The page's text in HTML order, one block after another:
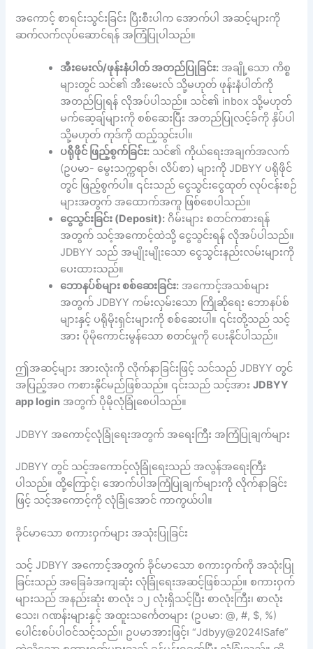
အကောင့် စာရင်းသွင်းခြင်း ပြီးစီးပါက အောက်ပါ အဆင့်များကို
ဆက်လက်လုပ်ဆောင်ရန် အကြံပြုပါသည်။
အီးမေးလ်/ဖုန်းနံပါတ် အတည်ပြုခြင်း: အချို့သော ကိစ္စ
များတွင် သင်၏ အီးမေးလ် သို့မဟုတ် ဖုန်းနံပါတ်ကို
အတည်ပြုရန် လိုအပ်ပါသည်။ သင်၏ inbox သို့မဟုတ်
မက်ဆေ့ချ်များကို စစ်ဆေးပြီး အတည်ပြုလင့်ခ်ကို နှိပ်ပါ
သို့မဟုတ် ကုဒ်ကို ထည့်သွင်းပါ။
ပရိုဖိုင် ဖြည့်စွက်ခြင်း: သင်၏ ကိုယ်ရေးအချက်အလက်
(ဥပမာ- မွေးသက္ကရာဇ်၊ လိပ်စာ) များကို JDBYY ပရိုဖိုင်
တွင် ဖြည့်စွက်ပါ။ ၎င်းသည် ငွေသွင်းငွေထုတ် လုပ်ငန်းစဉ်
များအတွက် အထောက်အကူ ဖြစ်စေပါသည်။
ငွေသွင်းခြင်း (Deposit): ဂိမ်းများ စတင်ကစားရန်
အတွက် သင့်အကောင့်ထဲသို့ ငွေသွင်းရန် လိုအပ်ပါသည်။
JDBYY သည် အမျိုးမျိုးသော ငွေသွင်းနည်းလမ်းများကို
ပေးထားသည်။
ဘောနပ်စ်များ စစ်ဆေးခြင်း: အကောင့်အသစ်များ
အတွက် JDBYY ကမ်းလှမ်းသော ကြိုဆိုရေး ဘောနပ်စ်
များနှင့် ပရိုမိုးရှင်းများကို စစ်ဆေးပါ။ ၎င်းတို့သည် သင့်
အား ပိုမိုကောင်းမွန်သော စတင်မှုကို ပေးနိုင်ပါသည်။
ဤအဆင့်များ အားလုံးကို လိုက်နာခြင်းဖြင့် သင်သည် JDBYY တွင်
အပြည့်အဝ ကစားနိုင်မည်ဖြစ်သည်။ ၎င်းသည် သင့်အားJDBYY
app login အတွက် ပိုမိုလုံခြုံစေပါသည်။
JDBYY အကောင့်လုံခြုံရေးအတွက် အရေးကြီး အကြံပြုချက်များ
JDBYY တွင် သင့်အကောင့်လုံခြုံရေးသည် အလွန်အရေးကြီး
ပါသည်။ ထို့ကြောင့်၊ အောက်ပါအကြံပြုချက်များကို လိုက်နာခြင်း
ဖြင့် သင့်အကောင့်ကို လုံခြုံအောင် ကာကွယ်ပါ။
ခိုင်မာသော စကားဝှက်များ အသုံးပြုခြင်း
သင့် JDBYY အကောင့်အတွက် ခိုင်မာသော စကားဝှက်ကို အသုံးပြု
ခြင်းသည် အခြေခံအကျဆုံး လုံခြုံရေးအဆင့်ဖြစ်သည်။ စကားဝှက်
များသည် အနည်းဆုံး စာလုံး ၁၂ လုံးရှိသင့်ပြီး စာလုံးကြီး၊ စာလုံး
သေး၊ ဂဏန်းများနှင့် အထူးသင်္ကေတများ (ဥပမာ: @, #, $, %)
ပေါင်းစပ်ပါဝင်သင့်သည်။ ဥပမာအားဖြင့်၊ “Jdbyy@2024!Safe”